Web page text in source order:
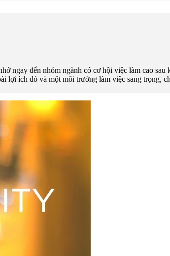
ngay đến nhóm ngành có cơ hội việc làm cao
lợi ích đó và một môi trường làm việc sang trọng,